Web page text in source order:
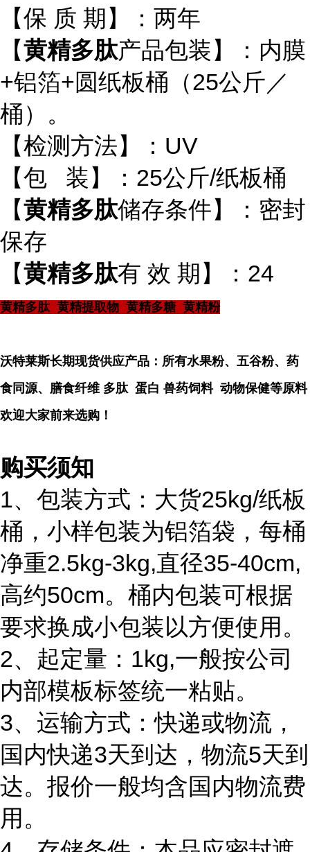
【保 质 期】：两年
【黄精多肽产品包装】：内膜
+铝箔+圆纸板桶（25公斤／
桶）。
【检测方法】：UV
【包 装】：25公斤/纸板桶
【黄精多肽储存条件】：密封
保存
【黄精多肽有 效 期】：24
黄精多肽 黄精提取物 黄精多糖 黄精粉
沃特莱斯长期现货供应产品：所有水果粉、五谷粉、药
食同源、膳食纤维 多肽 蛋白 兽药饲料 动物保健等原料
欢迎大家前来选购！
购买须知
1、包装方式：大货25kg/纸板
桶，小样包装为铝箔袋，每桶
净重2.5kg-3kg,直径35-40cm,
高约50cm。桶内包装可根据
要求换成小包装以方便使用。
2、起定量：1kg,一般按公司
内部模板标签统一粘贴。
3、运输方式：快递或物流，
国内快递3天到达，物流5天到
达。报价一般均含国内物流费
用。